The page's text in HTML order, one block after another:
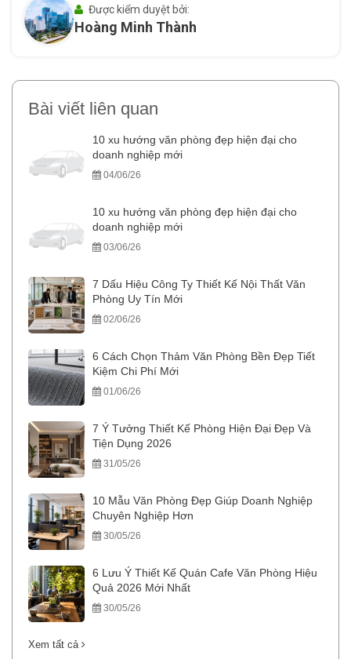
Được kiểm duyệt bởi:
Hoàng Minh Thành
Bài viết liên quan
10 xu hướng văn phòng đẹp hiện đại cho
doanh nghiệp mới
04/06/26
10 xu hướng văn phòng đẹp hiện đại cho
doanh nghiệp mới
03/06/26
7 Dấu Hiệu Công Ty Thiết Kế Nội Thất Văn
Phòng Uy Tín Mới
02/06/26
6 Cách Chọn Thảm Văn Phòng Bền Đẹp Tiết
Kiệm Chi Phí Mới
01/06/26
7 Ý Tưởng Thiết Kế Phòng Hiện Đại Đẹp Và
Tiện Dụng 2026
31/05/26
10 Mẫu Văn Phòng Đẹp Giúp Doanh Nghiệp
Chuyên Nghiệp Hơn
30/05/26
6 Lưu Ý Thiết Kế Quán Cafe Văn Phòng Hiệu
Quả 2026 Mới Nhất
30/05/26
Xem tất cả